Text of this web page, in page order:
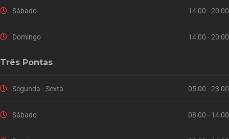
Sábado 14:00 - 20:00
Domingo 14:00 - 20:00
Três Pontas
Segunda - Sexta 05:00 - 23:00
Sábado 08:00 - 14:00